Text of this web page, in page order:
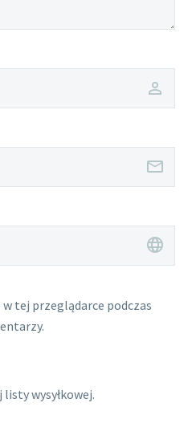
tej przeglądarce podczas
wysyłkowej.